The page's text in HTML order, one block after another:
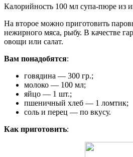
Калорийность 100 мл супа-пюре из
На второе можно приготовить
нежирного мяса, рыбу. В качестве
овощи или салат.
Вам понадобятся:
говядина — 300 гр.;
молоко — 100 мл;
яйцо — 1 шт.;
пшеничный хлеб — 1 ломтик;
соль и перец — по вкусу.
Как приготовить: